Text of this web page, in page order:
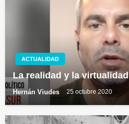
ACTUALIDAD
La realidad y la virtualidad
Hernán Viudes 25 octubre 2020